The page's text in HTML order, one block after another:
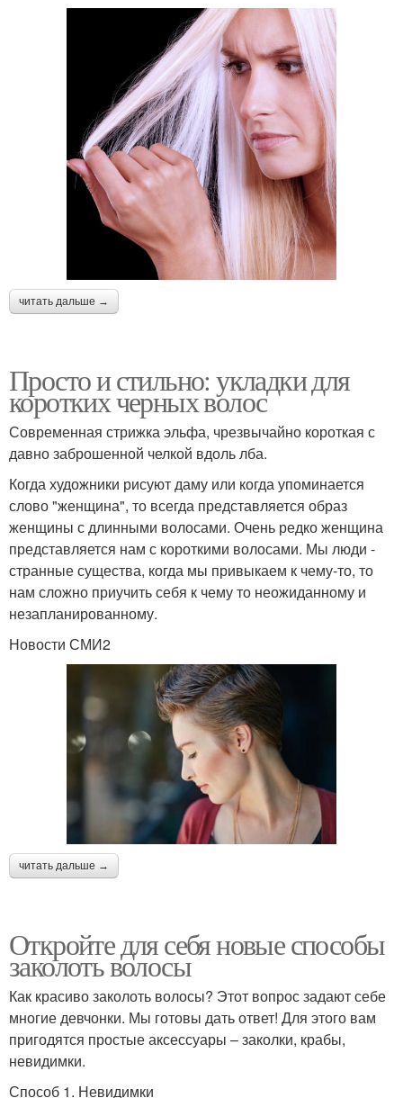
читать дальше →
Просто и стильно: укладки для
коротких черных волос
Современная стрижка эльфа, чрезвычайно короткая с
давно заброшенной челкой вдоль лба.
Когда художники рисуют даму или когда упоминается
слово "женщина", то всегда представляется образ
женщины с длинными волосами. Очень редко женщина
представляется нам с короткими волосами. Мы люди -
странные существа, когда мы привыкаем к чему-то, то
нам сложно приучить себя к чему то неожиданному и
незапланированному.
Новости СМИ2
читать дальше →
Откройте для себя новые способы
заколоть волосы
Как красиво заколоть волосы? Этот вопрос задают себе
многие девчонки. Мы готовы дать ответ! Для этого вам
пригодятся простые аксессуары – заколки, крабы,
невидимки.
Способ 1. Невидимки